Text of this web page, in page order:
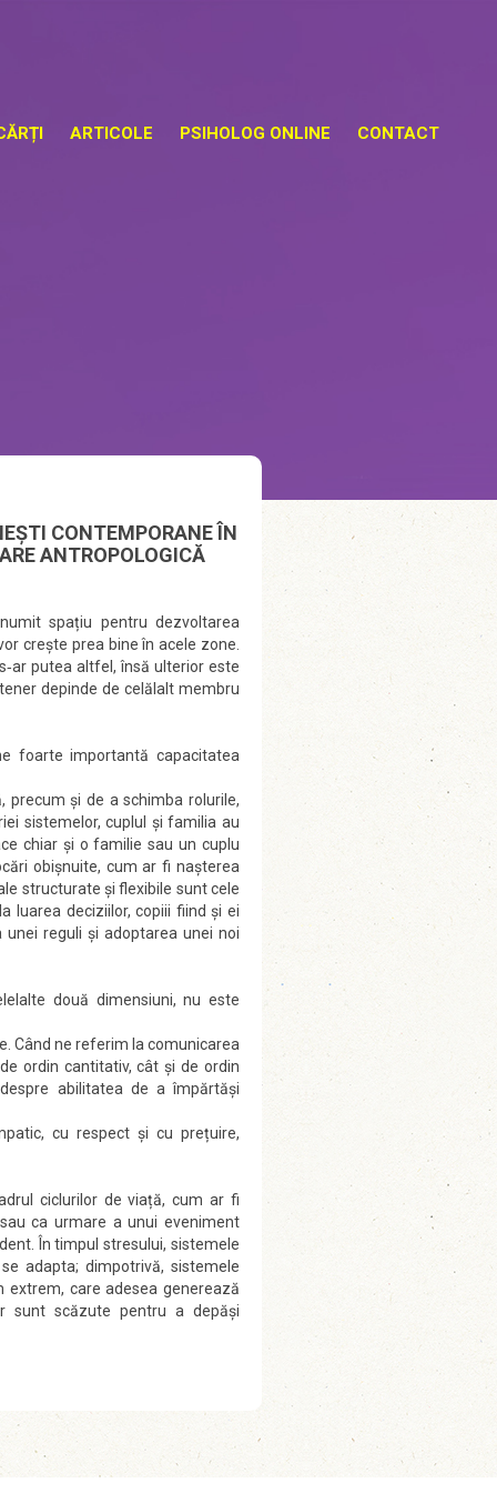
ARTICOLE PSIHOLOG ONLINE CONTACT
CONTEMPORANE ÎN
ANTROPOLOGICĂ
spațiu pentru dezvoltarea
creşte prea bine în acele zone.
putea altfel, însă ulterior este
depinde de celălalt membru
foarte importantă capacitatea
precum şi de a schimba rolurile,
sistemelor, cuplul şi familia au
chiar şi o familie sau un cuplu
obişnuite, cum ar fi naşterea
structurate şi flexibile sunt cele
luarea deciziilor, copiii fiind şi ei
unei reguli şi adoptarea unei noi
două dimensiuni, nu este
Când ne referim la comunicarea
ordin cantitativ, cât şi de ordin
abilitatea de a împărtăşi
cu respect şi cu prețuire,
ciclurilor de viață, cum ar fi
ca urmare a unui eveniment
În timpul stresului, sistemele
adapta; dimpotrivă, sistemele
care adesea generează
sunt scăzute pentru a depăşi